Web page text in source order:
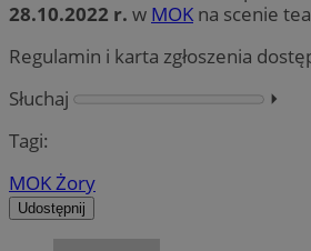
28.10.2022 r. w MOK na scenie
Regulamin i karta zgłoszenia
Słuchaj
⏵︎
Tagi:
MOK Żory
Udostępnij